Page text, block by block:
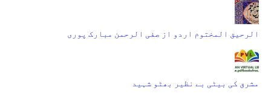
الرحیق المختوم اردو از صفی الرحمن مبارک پوری
مشرق کی بیٹی بے نظیر بھٹو شہید